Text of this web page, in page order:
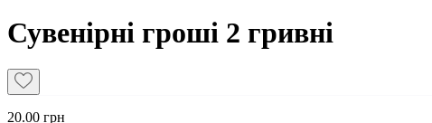
Сувенірні гроші 2 гривні
20.00 грн